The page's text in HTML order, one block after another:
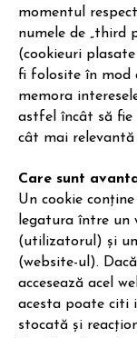
momentul
numele de „third
(cookieuri
fi folosite în mod
memora
astfel încât să
cât mai
Care sunt
Un cookie
legatura între un
(utilizatorul) și
(website-ul).
accesează acel
acesta poate citi
stocată și